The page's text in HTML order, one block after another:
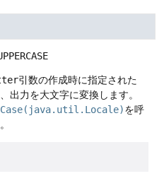
引数の作成時に指定された
出力を大文字に変換します。
を呼